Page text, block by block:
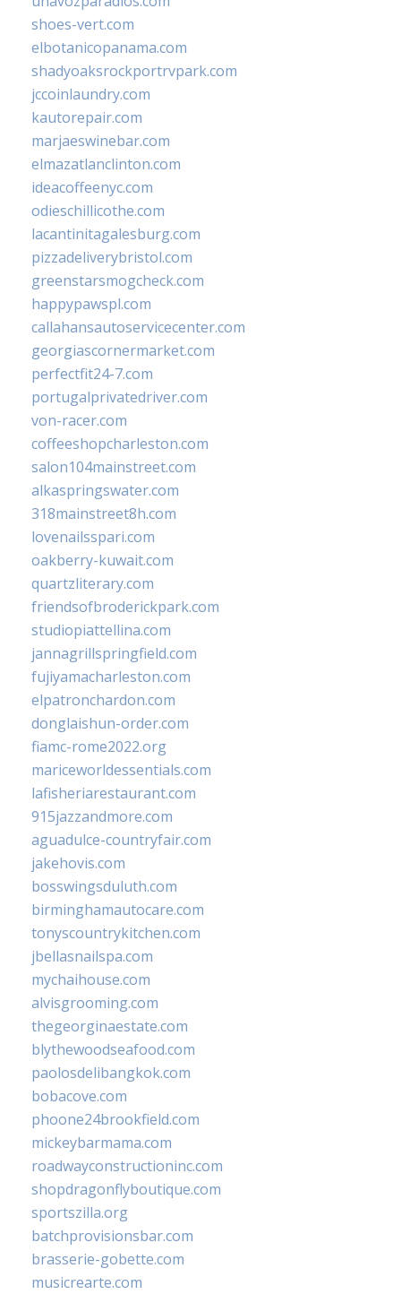
shoes-vert.com
elbotanicopanama.com
shadyoaksrockportrvpark.com
jccoinlaundry.com
kautorepair.com
marjaeswinebar.com
elmazatlanclinton.com
ideacoffeenyc.com
odieschillicothe.com
lacantinitagalesburg.com
pizzadeliverybristol.com
greenstarsmogcheck.com
happypawspl.com
callahansautoservicecenter.com
georgiascornermarket.com
perfectfit24-7.com
portugalprivatedriver.com
von-racer.com
coffeeshopcharleston.com
salon104mainstreet.com
alkaspringswater.com
318mainstreet8h.com
lovenailsspari.com
oakberry-kuwait.com
quartzliterary.com
friendsofbroderickpark.com
studiopiattellina.com
jannagrillspringfield.com
fujiyamacharleston.com
elpatronchardon.com
donglaishun-order.com
fiamc-rome2022.org
mariceworldessentials.com
lafisheriarestaurant.com
915jazzandmore.com
aguadulce-countryfair.com
jakehovis.com
bosswingsduluth.com
birminghamautocare.com
tonyscountrykitchen.com
jbellasnailspa.com
mychaihouse.com
alvisgrooming.com
thegeorginaestate.com
blythewoodseafood.com
paolosdelibangkok.com
bobacove.com
phoone24brookfield.com
mickeybarmama.com
roadwayconstructioninc.com
shopdragonflyboutique.com
sportszilla.org
batchprovisionsbar.com
brasserie-gobette.com
musicrearte.com